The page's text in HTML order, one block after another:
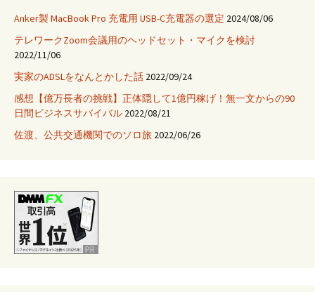
プ
ロ
グ
ム
は
早
め
Anker製 MacBook Pro 充電用 USB-C充電器の選定 2024/08/06
テレワークZoom会議用のヘッドセット・マイクを検討
2022/11/06
実家のADSLをなんとかした話 2022/09/24
感想【億万長者の挑戦】正体隠して1億円稼げ！無一文からの90
日間ビジネスサバイバル 2022/08/21
佐渡、公共交通機関でのソロ旅 2022/06/26